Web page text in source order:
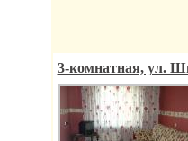
3-комнатная, ул.